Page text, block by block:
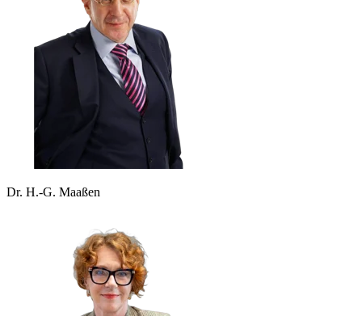
Dr. H.-G. Maaßen